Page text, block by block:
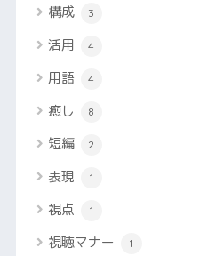
構成 3
活用 4
用語 4
癒し 8
短編 2
表現 1
視点 1
視聴マナー 1